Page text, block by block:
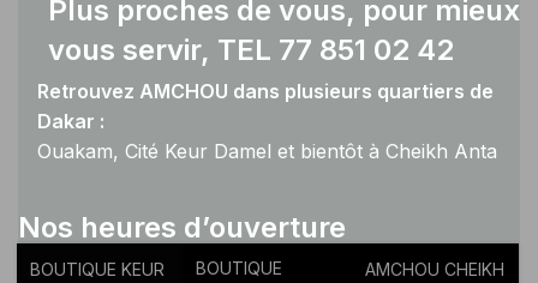
Plus proches de vous, pour mieux
vous servir, TEL 77 851 02 42
Retrouvez AMCHOU dans plusieurs quartiers de
Dakar :
Ouakam, Cité Keur Damel et bientôt à Cheikh Anta
Nos heures d’ouverture
BOUTIQUE KEUR
BOUTIQUE
AMCHOU CHEIKH